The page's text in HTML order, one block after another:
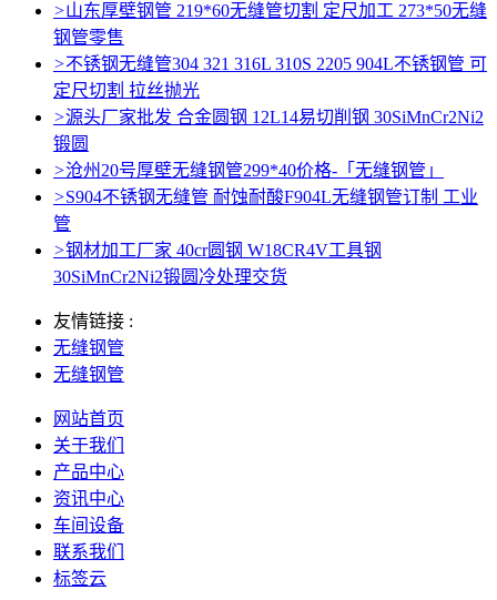
>山东厚壁钢管 219*60无缝管切割 定尺加工 273*50无缝
钢管零售
>不锈钢无缝管304 321 316L 310S 2205 904L不锈钢管 可
定尺切割 拉丝抛光
>源头厂家批发 合金圆钢 12L14易切削钢 30SiMnCr2Ni2
锻圆
>沧州20号厚壁无缝钢管299*40价格-「无缝钢管」
>S904不锈钢无缝管 耐蚀耐酸F904L无缝钢管订制 工业
管
>钢材加工厂家 40cr圆钢 W18CR4V工具钢
30SiMnCr2Ni2锻圆冷处理交货
友情链接 :
无缝钢管
无缝钢管
网站首页
关于我们
产品中心
资讯中心
车间设备
联系我们
标签云